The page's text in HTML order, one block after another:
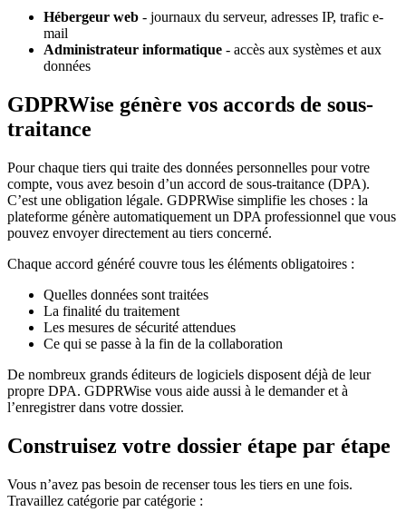
Hébergeur web - journaux du serveur, adresses IP, trafic e-
mail
Administrateur informatique - accès aux systèmes et aux
données
GDPRWise génère vos accords de sous-
traitance
Pour chaque tiers qui traite des données personnelles pour votre
compte, vous avez besoin d’un accord de sous-traitance (DPA).
C’est une obligation légale. GDPRWise simplifie les choses : la
plateforme génère automatiquement un DPA professionnel que vous
pouvez envoyer directement au tiers concerné.
Chaque accord généré couvre tous les éléments obligatoires :
Quelles données sont traitées
La finalité du traitement
Les mesures de sécurité attendues
Ce qui se passe à la fin de la collaboration
De nombreux grands éditeurs de logiciels disposent déjà de leur
propre DPA. GDPRWise vous aide aussi à le demander et à
l’enregistrer dans votre dossier.
Construisez votre dossier étape par étape
Vous n’avez pas besoin de recenser tous les tiers en une fois.
Travaillez catégorie par catégorie :